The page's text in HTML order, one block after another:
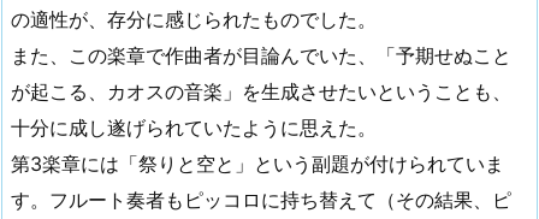
の適性が、存分に感じられたものでした。
また、この楽章で作曲者が目論んでいた、「予期せぬこと
が起こる、カオスの音楽」を生成させたいということも、
十分に成し遂げられていたように思えた。
第3楽章には「祭りと空と」という副題が付けられていま
す。フルート奏者もピッコロに持ち替えて（その結果、ピ